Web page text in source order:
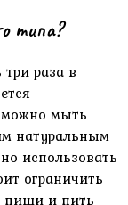
типа?
раза в
можно мыть
натуральным
использовать
ограничить
пищи и пить